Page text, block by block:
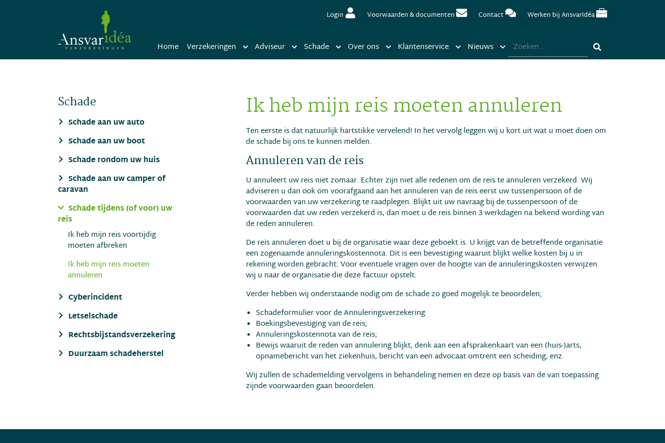
Home Verzekeringen Adviseur Schade Over ons Klantenservice Nieuws
Login Voorwaarden & documenten Contact Werken bij AnsvarIdéa
Ik heb mijn reis moeten annuleren
Ten eerste is dat natuurlijk hartstikke vervelend! In het vervolg leggen wij u kort uit wat u moet doen om
de schade bij ons te kunnen melden.
Annuleren van de reis
U annuleert uw reis niet zomaar. Echter zijn niet alle redenen om de reis te annuleren verzekerd. Wij
adviseren u dan ook om voorafgaand aan het annuleren van de reis eerst uw tussenpersoon of de
voorwaarden van uw verzekering te raadplegen. Blijkt uit uw navraag bij de tussenpersoon of de
voorwaarden dat uw reden verzekerd is, dan moet u de reis binnen 3 werkdagen na bekend wording van
de reden annuleren.
De reis annuleren doet u bij de organisatie waar deze geboekt is. U krijgt van de betreffende organisatie
een zogenaamde annuleringskostennota. Dit is een bevestiging waaruit blijkt welke kosten bij u in
rekening worden gebracht. Voor eventuele vragen over de hoogte van de annuleringskosten verwijzen
wij u naar de organisatie die deze factuur opstelt.
Verder hebben wij onderstaande nodig om de schade zo goed mogelijk te beoordelen;
Schadeformulier voor de Annuleringsverzekering
Boekingsbevestiging van de reis;
Annuleringskostennota van de reis;
Bewijs waaruit de reden van annulering blijkt, denk aan een afsprakenkaart van een (huis-)arts,
opnamebericht van het ziekenhuis, bericht van een advocaat omtrent een scheiding, enz.
Wij zullen de schademelding vervolgens in behandeling nemen en deze op basis van de van toepassing
zijnde voorwaarden gaan beoordelen.
Schade
Schade aan uw auto
Schade aan uw boot
Schade rondom uw huis
Schade aan uw camper of
caravan
Schade tijdens (of voor) uw
reis
Ik heb mijn reis voortijdig
moeten afbreken
Ik heb mijn reis moeten
annuleren
Cyberincident
Letselschade
Rechtsbijstandsverzekering
Duurzaam schadeherstel